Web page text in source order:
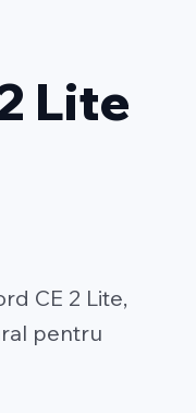
Lite
CE 2 Lite,
pentru